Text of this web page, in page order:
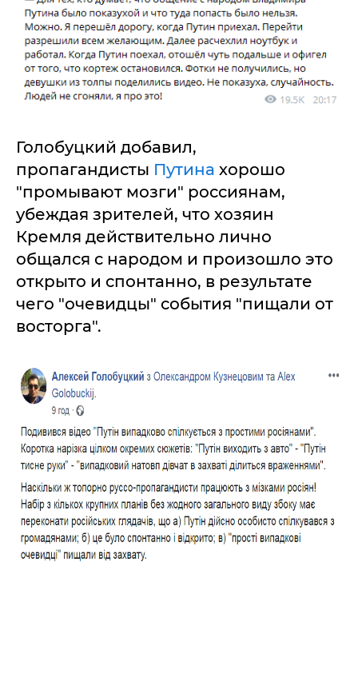
Голобуцкий добавил,
пропагандисты Путина хорошо
"промывают мозги" россиянам,
убеждая зрителей, что хозяин
Кремля действительно лично
общался с народом и произошло это
открыто и спонтанно, в результате
чего "очевидцы" события "пищали от
восторга".